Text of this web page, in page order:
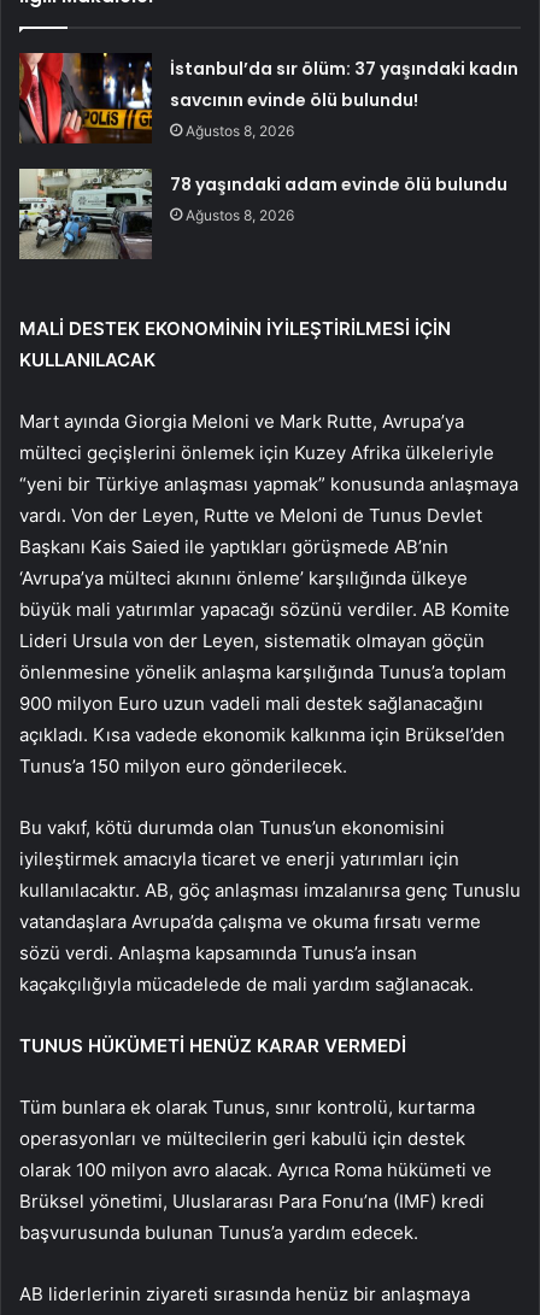
İstanbul’da sır ölüm: 37 yaşındaki kadın
savcının evinde ölü bulundu!
Ağustos 8, 2026
78 yaşındaki adam evinde ölü bulundu
Ağustos 8, 2026
MALİ DESTEK EKONOMİNİN İYİLEŞTİRİLMESİ İÇİN
KULLANILACAK
Mart ayında Giorgia Meloni ve Mark Rutte, Avrupa’ya
mülteci geçişlerini önlemek için Kuzey Afrika ülkeleriyle
“yeni bir Türkiye anlaşması yapmak” konusunda anlaşmaya
vardı. Von der Leyen, Rutte ve Meloni de Tunus Devlet
Başkanı Kais Saied ile yaptıkları görüşmede AB’nin
‘Avrupa’ya mülteci akınını önleme’ karşılığında ülkeye
büyük mali yatırımlar yapacağı sözünü verdiler. AB Komite
Lideri Ursula von der Leyen, sistematik olmayan göçün
önlenmesine yönelik anlaşma karşılığında Tunus’a toplam
900 milyon Euro uzun vadeli mali destek sağlanacağını
açıkladı. Kısa vadede ekonomik kalkınma için Brüksel’den
Tunus’a 150 milyon euro gönderilecek.
Bu vakıf, kötü durumda olan Tunus’un ekonomisini
iyileştirmek amacıyla ticaret ve enerji yatırımları için
kullanılacaktır. AB, göç anlaşması imzalanırsa genç Tunuslu
vatandaşlara Avrupa’da çalışma ve okuma fırsatı verme
sözü verdi. Anlaşma kapsamında Tunus’a insan
kaçakçılığıyla mücadelede de mali yardım sağlanacak.
TUNUS HÜKÜMETİ HENÜZ KARAR VERMEDİ
Tüm bunlara ek olarak Tunus, sınır kontrolü, kurtarma
operasyonları ve mültecilerin geri kabulü için destek
olarak 100 milyon avro alacak. Ayrıca Roma hükümeti ve
Brüksel yönetimi, Uluslararası Para Fonu’na (IMF) kredi
başvurusunda bulunan Tunus’a yardım edecek.
AB liderlerinin ziyareti sırasında henüz bir anlaşmaya